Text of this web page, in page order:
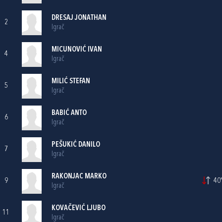
2
DRESAJ JONATHAN
Igrač
4
MICUNOVIĆ IVAN
Igrač
5
MILIĆ STEFAN
Igrač
6
BABIĆ ANTO
Igrač
7
PEŠUKIĆ DANILO
Igrač
9
RAKONJAC MARKO
Igrač
40'
11
KOVAČEVIĆ LJUBO
Igrač